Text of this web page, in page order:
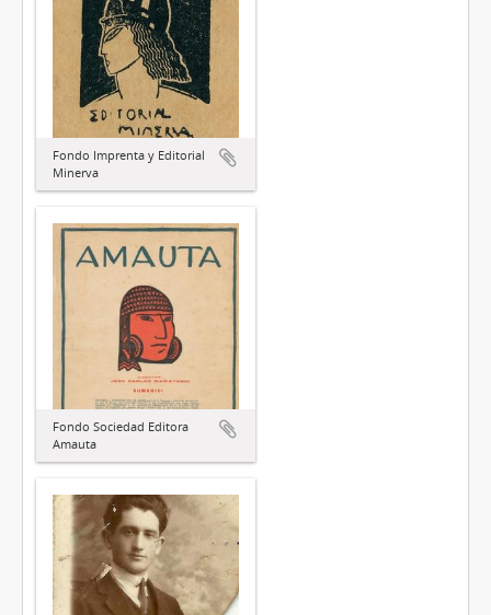
Fondo Imprenta y Editorial
Minerva
Fondo Sociedad Editora
Amauta